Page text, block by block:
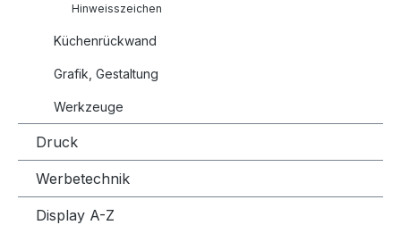
Hinweisszeichen
Küchenrückwand
Grafik, Gestaltung
Werkzeuge
Druck
Werbetechnik
Display A-Z